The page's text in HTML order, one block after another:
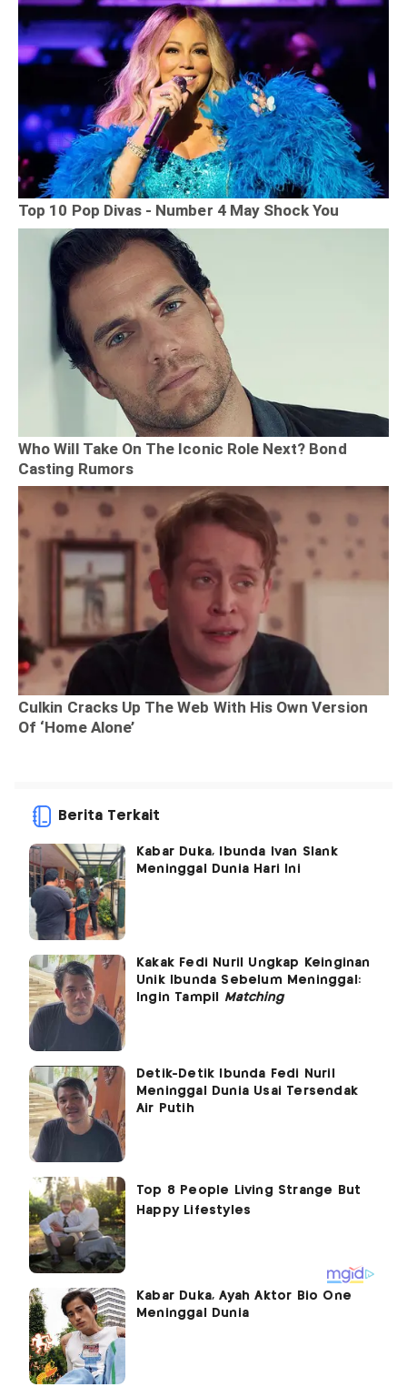
Berita Terkait
Kabar Duka, Ibunda Ivan Slank
Meninggal Dunia Hari Ini
Kakak Fedi Nuril Ungkap Keinginan
Unik Ibunda Sebelum Meninggal:
Ingin Tampil Matching
Detik-Detik Ibunda Fedi Nuril
Meninggal Dunia Usai Tersendak
Air Putih
Kabar Duka, Ayah Aktor Bio One
Meninggal Dunia